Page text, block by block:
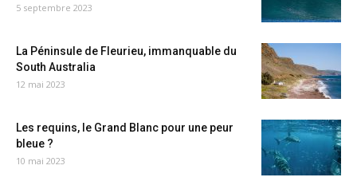
5 septembre 2023
La Péninsule de Fleurieu, immanquable du
South Australia
12 mai 2023
Les requins, le Grand Blanc pour une peur
bleue ?
10 mai 2023